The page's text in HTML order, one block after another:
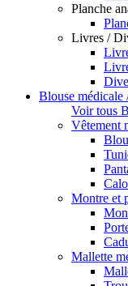
Planche
Livres /
Blouse médicale
Voir tous
Vêtement
Montre et
Mallette